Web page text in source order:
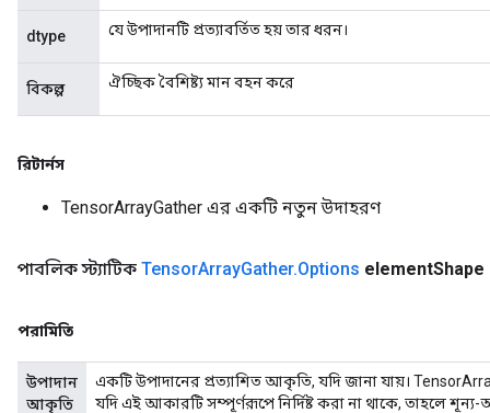
dtype যে উপাদানটি প্রত্যাবর্তিত হয় তার ধরন।
বিকল্প ঐচ্ছিক বৈশিষ্ট্য মান বহন করে
রিটার্নস
TensorArrayGather এর একটি নতুন উদাহরণ
পাবলিক স্ট্যাটিক TensorArrayGather.Options elementShape
পরামিতি
উপাদান
আকৃতি
একটি উপাদানের প্রত্যাশিত আকৃতি, যদি জানা যায়।
যদি এই আকারটি সম্পূর্ণরূপে নির্দিষ্ট করা না থাকে, তাহলে